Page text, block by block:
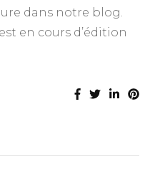
dans notre blog.
en cours d’édition